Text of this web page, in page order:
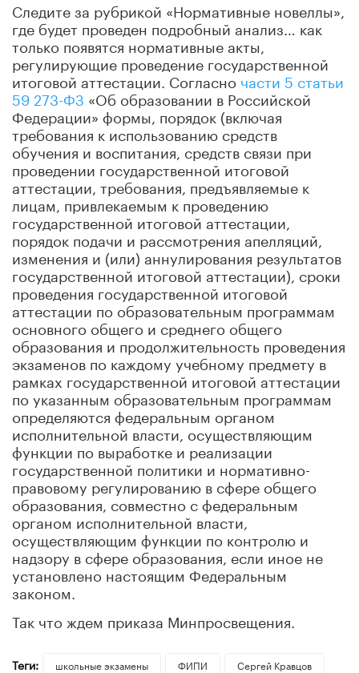
Следите за рубрикой «Нормативные новеллы»,
где будет проведен подробный анализ… как
только появятся нормативные акты,
регулирующие проведение государственной
итоговой аттестации. Согласно части 5 статьи
59 273-ФЗ «Об образовании в Российской
Федерации» формы, порядок (включая
требования к использованию средств
обучения и воспитания, средств связи при
проведении государственной итоговой
аттестации, требования, предъявляемые к
лицам, привлекаемым к проведению
государственной итоговой аттестации,
порядок подачи и рассмотрения апелляций,
изменения и (или) аннулирования результатов
государственной итоговой аттестации), сроки
проведения государственной итоговой
аттестации по образовательным программам
основного общего и среднего общего
образования и продолжительность проведения
экзаменов по каждому учебному предмету в
рамках государственной итоговой аттестации
по указанным образовательным программам
определяются федеральным органом
исполнительной власти, осуществляющим
функции по выработке и реализации
государственной политики и нормативно-
правовому регулированию в сфере общего
образования, совместно с федеральным
органом исполнительной власти,
осуществляющим функции по контролю и
надзору в сфере образования, если иное не
установлено настоящим Федеральным
законом.
Так что ждем приказа Минпросвещения.
Теги: школьные экзамены ФИПИ Сергей Кравцов